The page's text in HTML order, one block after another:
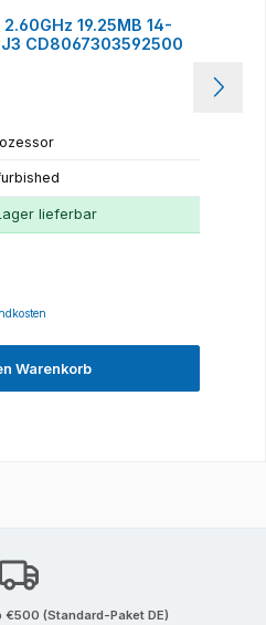
19.25MB 14-
CD8067303592500
lieferbar
Warenkorb
(Standard-Paket DE)